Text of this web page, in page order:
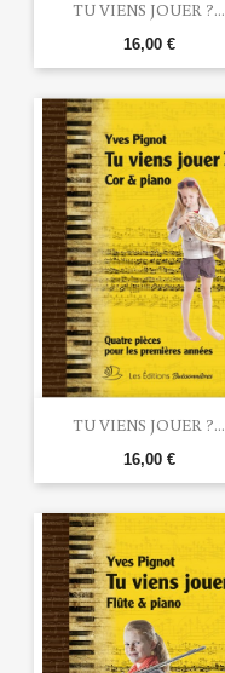
TU VIENS JOUER ?...
16,00 €
TU VIENS JOUER ?...
16,00 €